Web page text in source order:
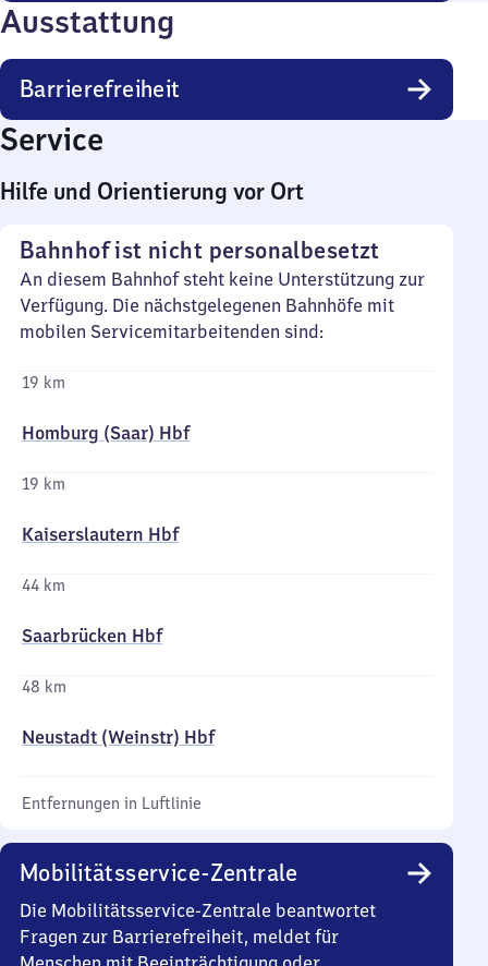
Ausstattung
Barrierefreiheit
Service
Hilfe und Orientierung vor Ort
Bahnhof ist nicht personalbesetzt
An diesem Bahnhof steht keine Unterstützung zur
Verfügung. Die nächstgelegenen Bahnhöfe mit
mobilen Servicemitarbeitenden sind:
19 km
Homburg (Saar) Hbf
19 km
Kaiserslautern Hbf
44 km
Saarbrücken Hbf
48 km
Neustadt (Weinstr) Hbf
Entfernungen in Luftlinie
Mobilitätsservice-Zentrale
Die Mobilitätsservice-Zentrale beantwortet
Fragen zur Barrierefreiheit, meldet für